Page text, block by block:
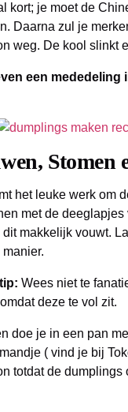
kort; je moet de
Daarna zul je
weg. De kool slinkt
een mededeling
Stomen
het leuke werk om
met de
dit makkelijk vouwt.
Wees niet te
deze te vol zit.
doe je in een pan
( vind je bij
totdat de dumplings